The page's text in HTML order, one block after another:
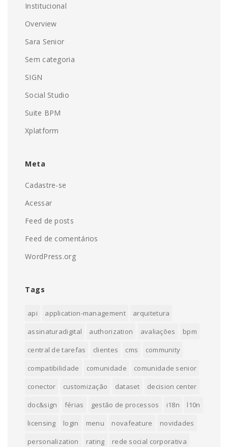
Institucional
Overview
Sara Senior
Sem categoria
SIGN
Social Studio
Suite BPM
Xplatform
Meta
Cadastre-se
Acessar
Feed de posts
Feed de comentários
WordPress.org
Tags
api application-management
arquitetura
assinaturadigital
authorization avaliações
bpm
central de tarefas
clientes cms
community
compatibilidade
comunidade
comunidade senior
conector
customização dataset
decision center
doc&sign
férias gestão de processos i18n
l10n
licensing
login menu novafeature
novidades
personalization
rating
rede social corporativa